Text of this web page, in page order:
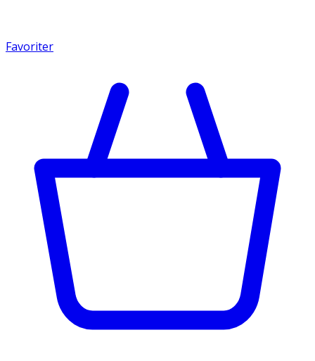
Favoriter